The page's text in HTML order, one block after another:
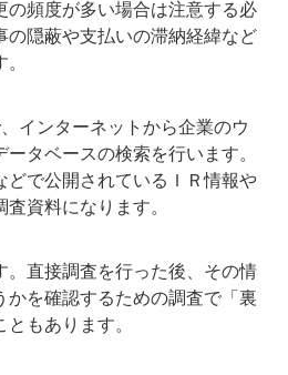
の頻度が多い場合は注意する必
の隠蔽や支払いの滞納経緯など
インターネットから企業のウ
タベースの検索を行います。
どで公開されているＩＲ情報や
資料になります。
。直接調査を行った後、その情
を確認するための調査で「裏
もあります。